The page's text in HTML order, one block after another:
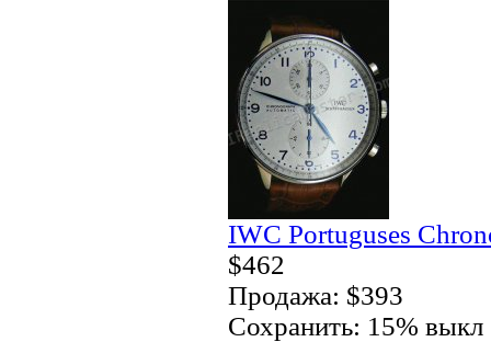
IWC Portuguses
$462
Продажа: $393
Сохранить: 15% выкл